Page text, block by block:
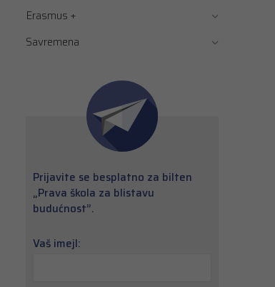
Erasmus +
Savremena
Prijavite se besplatno za bilten
„Prava škola za blistavu
budućnost”.
Vaš imejl: